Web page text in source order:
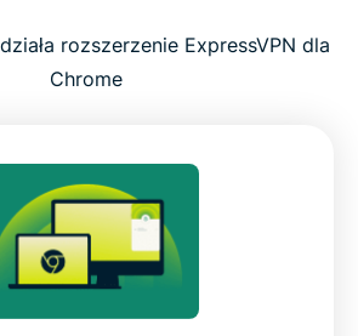
rozszerzenie ExpressVPN dla
Chrome